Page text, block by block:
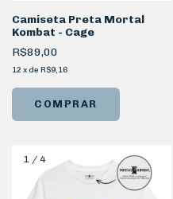
Camiseta Preta Mortal
Kombat - Cage
R$89,00
12 x de R$9,16
COMPRAR
1 / 4